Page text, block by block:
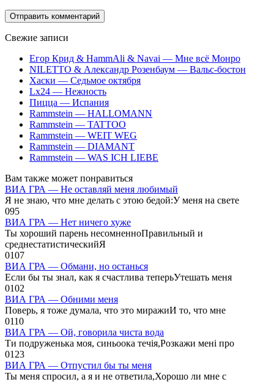
Свежие записи
Егор Крид & HammAli & Navai — Мне всё Монро
NILETTO & Александр Розенбаум — Вальс-бостон
Хаски — Седьмое октября
Lx24 — Нежность
Пицца — Испания
Rammstein — HALLOMANN
Rammstein — TATTOO
Rammstein — WEIT WEG
Rammstein — DIAMANT
Rammstein — WAS ICH LIEBE
Вам также может понравиться
ВИА ГРА — Не оставляй меня любимый
Я не знаю, что мне делать с этою бедой:У меня на свете
095
ВИА ГРА — Нет ничего хуже
Ты хороший парень несомненноПравильный и
среднестатистическийЯ
0107
ВИА ГРА — Обмани, но останься
Если бы ты знал, как я счастлива теперьУтешать меня
0102
ВИА ГРА — Обними меня
Поверь, я тоже думала, что это миражиИ то, что мне
0110
ВИА ГРА — Ой, говорила чиста вода
Ти подруженька моя, синьоока течія,Розкажи мені про
0123
ВИА ГРА — Отпустил бы ты меня
Ты меня спросил, а я и не ответила,Хорошо ли мне с